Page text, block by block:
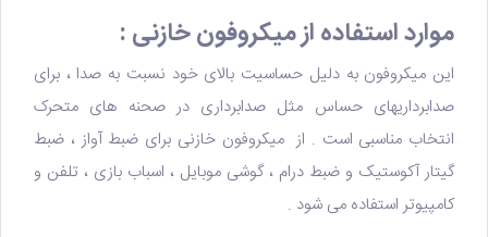
موارد استفاده از میکروفون خازنی :
این میکروفون به دلیل حساسیت بالای خود نسبت به صدا ، برای
صدابرداریهای حساس مثل صدابرداری در صحنه های متحرک
انتخاب مناسبی است . از میکروفون خازنی برای ضبط آواز ، ضبط
گیتار آکوستیک و ضبط درام ، گوشی موبایل ، اسباب بازی ، تلفن و
کامپیوتر استفاده می شود .